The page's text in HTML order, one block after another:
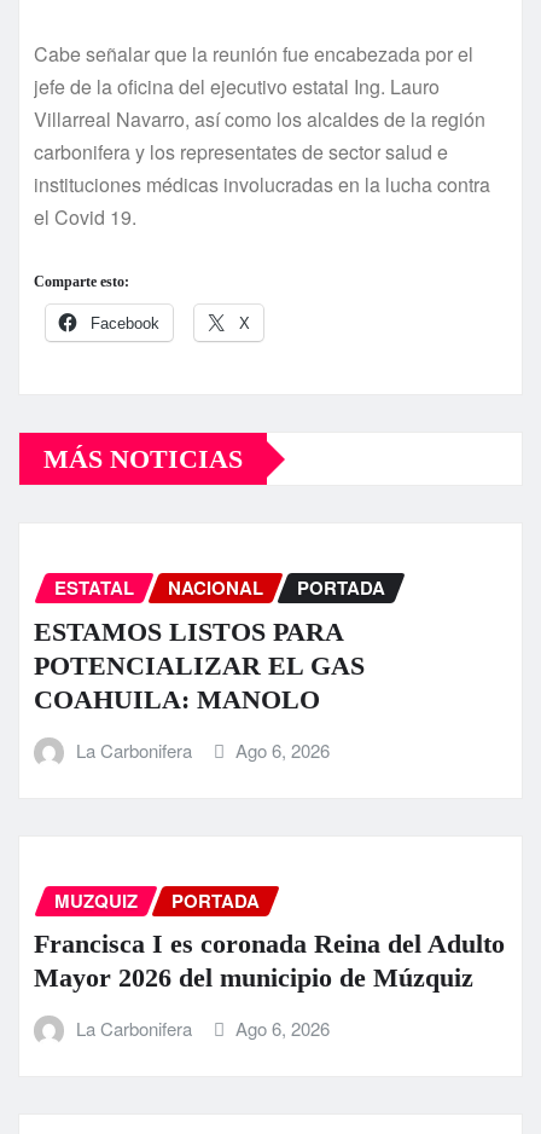
Cabe señalar que la reunión fue encabezada por el
jefe de la oficina del ejecutivo estatal Ing. Lauro
Villarreal Navarro, así como los alcaldes de la región
carbonifera y los representates de sector salud e
instituciones médicas involucradas en la lucha contra
el Covid 19.
Comparte esto:
Facebook X
MÁS NOTICIAS
ESTATAL NACIONAL PORTADA
ESTAMOS LISTOS PARA
POTENCIALIZAR EL GAS
COAHUILA: MANOLO
La Carbonifera Ago 6, 2026
MUZQUIZ PORTADA
Francisca I es coronada Reina del Adulto
Mayor 2026 del municipio de Múzquiz
La Carbonifera Ago 6, 2026